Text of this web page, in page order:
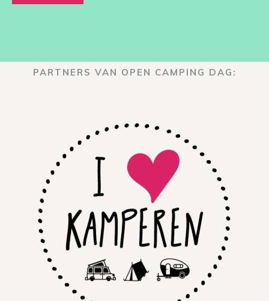
PARTNERS VAN OPEN CAMPING DAG: